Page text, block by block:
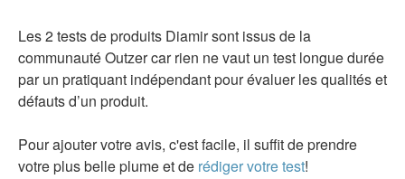
Les 2 tests de produits Diamir sont issus de la
communauté Outzer car rien ne vaut un test longue durée
par un pratiquant indépendant pour évaluer les qualités et
défauts d’un produit.
Pour ajouter votre avis, c'est facile, il suffit de prendre
votre plus belle plume et de rédiger votre test!